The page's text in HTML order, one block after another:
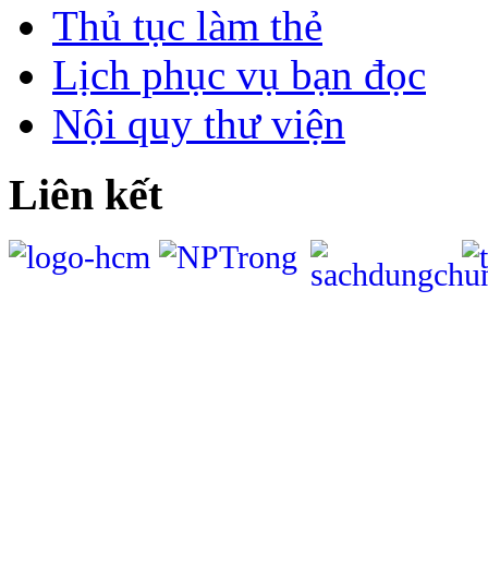
Thủ tục làm thẻ
Lịch phục vụ bạn đọc
Nội quy thư viện
Liên kết